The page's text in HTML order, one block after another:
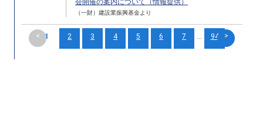
会開催の案内について（情報提供）
（一財）建設業振興基金より
< 1 2 3 4 5 6 7 ... 94 >